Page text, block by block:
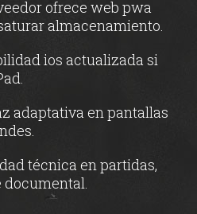
ofrece web pwa
almacenamiento.
ios actualizada si
adaptativa en pantallas
técnica en partidas,
documental.